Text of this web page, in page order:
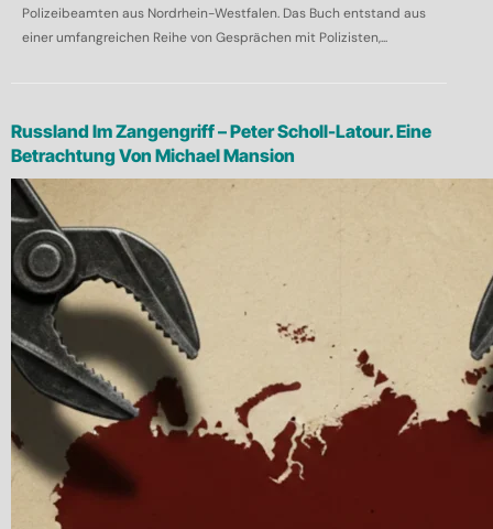
Polizeibeamten aus Nordrhein-Westfalen. Das Buch entstand aus
einer umfangreichen Reihe von Gesprächen mit Polizisten,...
Russland Im Zangengriff – Peter Scholl-Latour. Eine
Betrachtung Von Michael Mansion